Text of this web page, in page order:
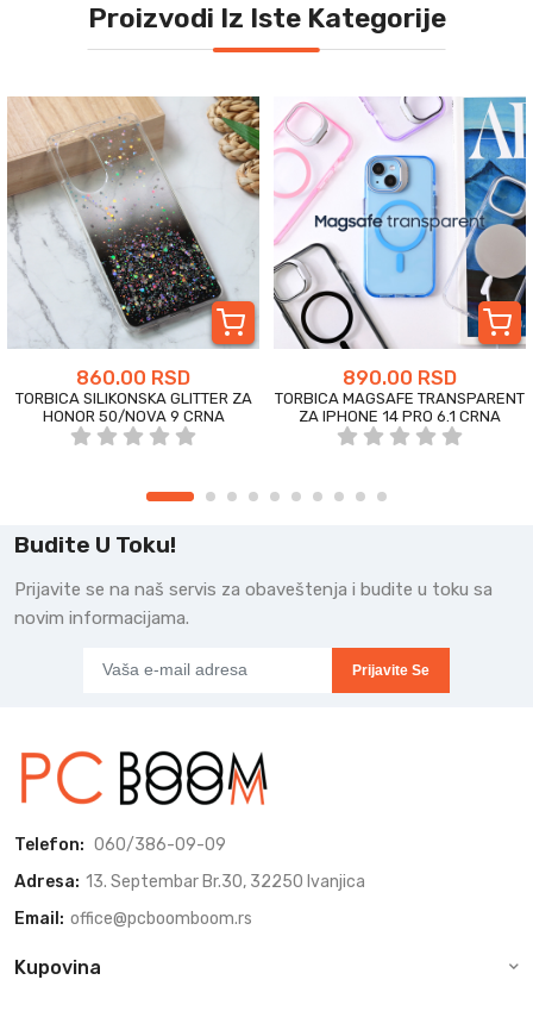
Proizvodi Iz Iste Kategorije
860.00 RSD
TORBICA SILIKONSKA GLITTER ZA
HONOR 50/NOVA 9 CRNA
890.00 RSD
TORBICA MAGSAFE TRANSPARENT
ZA IPHONE 14 PRO 6.1 CRNA
Budite U Toku!
Prijavite se na naš servis za obaveštenja i budite u toku sa
novim informacijama.
Prijavite Se
Telefon: 060/386-09-09
Adresa: 13. Septembar Br.30, 32250 Ivanjica
Email: office@pcboomboom.rs
Kupovina